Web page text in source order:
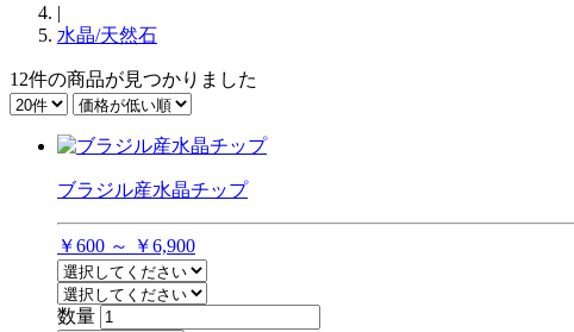
|
水晶/天然石
12件の商品が見つかりました
ブラジル産水晶チップ
￥600 ～ ￥6,900
数量